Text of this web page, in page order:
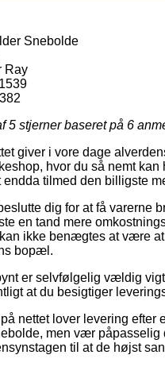
Snebolde
Ray
5 stjerner baseret på 6
giver i vore dage
hvor du så nemt
endda tilmed den billigste
dig for at få varerne
en tand mere
ikke benægtes at være
bopæl.
er selvfølgelig vældig
at du besigtiger
nettet lover levering
men vær
til at de højst